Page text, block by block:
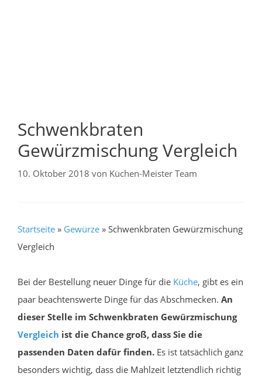
Schwenkbraten
Gewürzmischung Vergleich
10. Oktober 2018 von Küchen-Meister Team
Startseite » Gewürze » Schwenkbraten Gewürzmischung
Vergleich
Bei der Bestellung neuer Dinge für die Küche, gibt es ein
paar beachtenswerte Dinge für das Abschmecken. An
dieser Stelle im Schwenkbraten Gewürzmischung
Vergleich ist die Chance groß, dass Sie die
passenden Daten dafür finden. Es ist tatsächlich ganz
besonders wichtig, dass die Mahlzeit letztendlich richtig